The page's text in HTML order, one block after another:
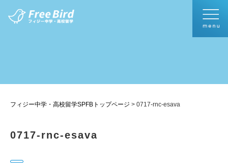
フィジー中学・高校留学SPFBトップページ > 0717-rnc-esava
0717-rnc-esava